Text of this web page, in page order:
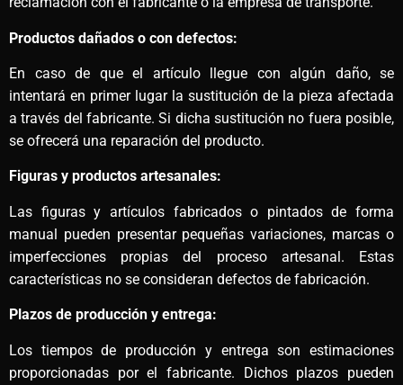
Productos dañados o con defectos:
En caso de que el artículo llegue con algún daño, se
intentará en primer lugar la sustitución de la pieza afectada
a través del fabricante. Si dicha sustitución no fuera posible,
se ofrecerá una reparación del producto.
Figuras y productos artesanales:
Las figuras y artículos fabricados o pintados de forma
manual pueden presentar pequeñas variaciones, marcas o
imperfecciones propias del proceso artesanal. Estas
características no se consideran defectos de fabricación.
Plazos de producción y entrega:
Los tiempos de producción y entrega son estimaciones
proporcionadas por el fabricante. Dichos plazos pueden